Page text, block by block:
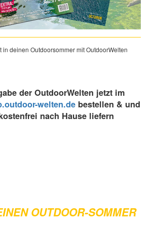
in deinen Outdoorsommer mit OutdoorWelten
der OutdoorWelten jetzt im
welten.de bestellen & und
nach Hause liefern
OUTDOOR-SOMMER